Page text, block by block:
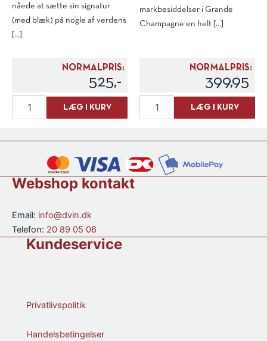
nåede at sætte sin signatur
(med blæk) på nogle af verdens
[...]
NORMALPRIS:
525,-
Couvreur
LÆG I KURV
markbesiddelser i Grande
Champagne en helt [...]
NORMALPRIS:
399,95
1'er
Cru
LÆG I KURV
Webshop kontakt
Email: info@dvin.dk
Telefon: 20 89 05 06
Kundeservice
Privatlivspolitik
Handelsbetingelser